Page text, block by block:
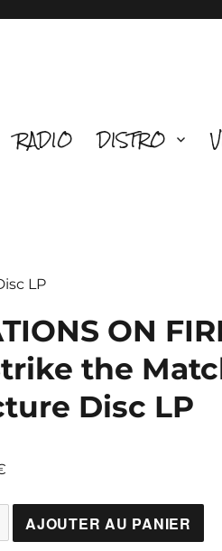
RADIO DISTRO
LP
ON
the
Disc LP
AJOUTER AU PANIER